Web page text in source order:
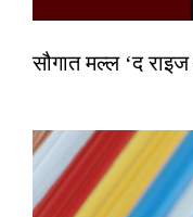
सौगात मल्ल ‘द